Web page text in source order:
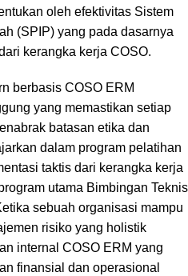
oleh efektivitas Sistem
(SPIP) yang pada dasarnya
kerangka kerja COSO.
berbasis COSO ERM
yang memastikan setiap
batasan etika dan
dalam program pelatihan
taktis dari kerangka kerja
utama Bimbingan Teknis
sebuah organisasi mampu
risiko yang holistik
internal COSO ERM yang
finansial dan operasional